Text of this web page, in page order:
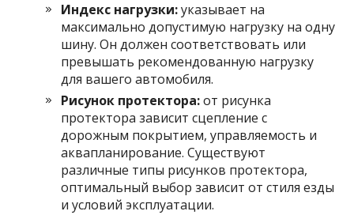
Индекс нагрузки:указывает на
максимально допустимую нагрузку на одну
шину. Он должен соответствовать или
превышать рекомендованную нагрузку
для вашего автомобиля.
Рисунок протектора:от рисунка
протектора зависит сцепление с
дорожным покрытием, управляемость и
аквапланирование. Существуют
различные типы рисунков протектора,
оптимальный выбор зависит от стиля езды
и условий эксплуатации.